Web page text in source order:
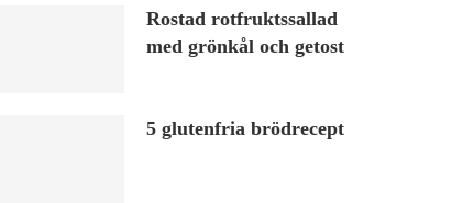
Rostad rotfruktssallad
med grönkål och getost
5 glutenfria brödrecept